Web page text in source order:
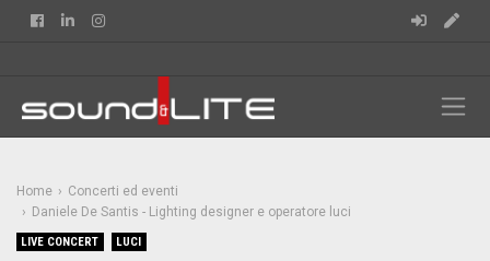
FacebookLinkedin
Home
Concerti ed eventi
Daniele De Santis - Lighting designer e operatore luci
LIVE CONCERT LUCI